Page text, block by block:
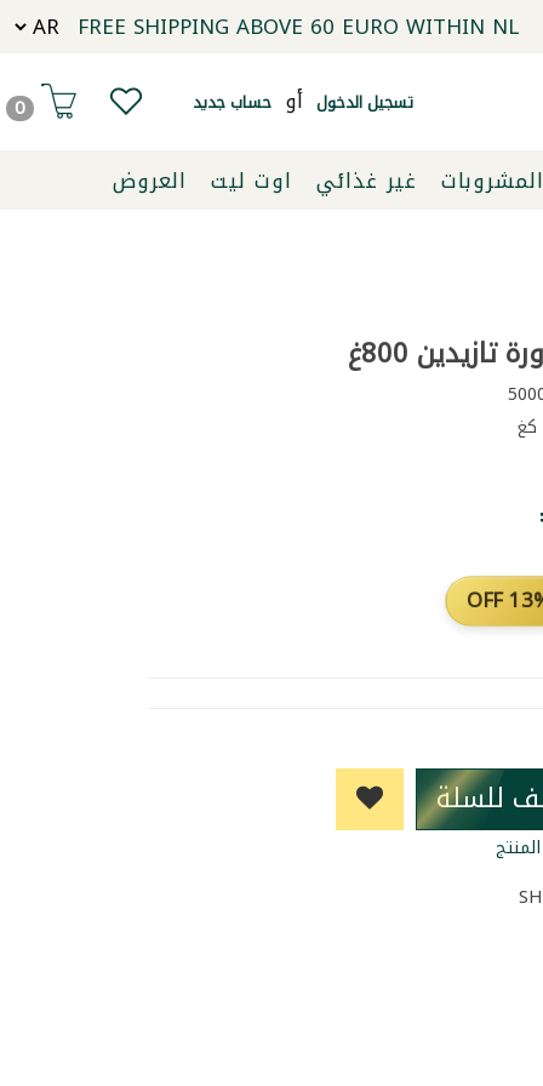
FREE SHIPPING ABOVE 60 EURO WITHIN NL
تسجيل الدخول أو حساب جديد 0
المشروبات غير غذائي اوت ليت
العروض
800غ
13%
للسلة